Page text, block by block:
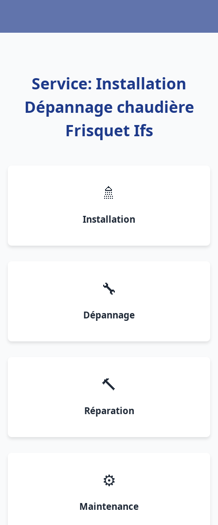
Service: Installation
Dépannage chaudière
Frisquet Ifs
🚿
Installation
🔧
Dépannage
🔨
Réparation
⚙️
Maintenance